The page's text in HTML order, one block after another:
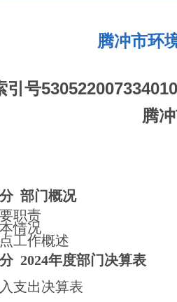
腾冲市环
引号
腾
部门概况
职责
情况
工作概述
2024年度部门决算表
支出决算表